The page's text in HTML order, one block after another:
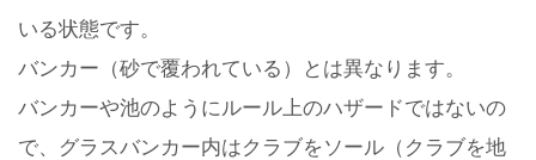
いる状態です。
バンカー（砂で覆われている）とは異なります。
バンカーや池のようにルール上のハザードではないの
で、グラスバンカー内はクラブをソール（クラブを地